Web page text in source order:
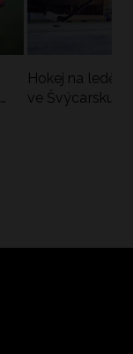
Hokej na ledě
ve Švýcarsku.